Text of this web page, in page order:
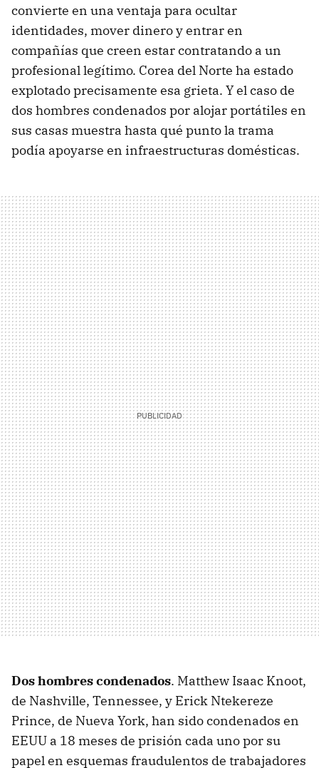
convierte en una ventaja para ocultar
identidades, mover dinero y entrar en
compañías que creen estar contratando a un
profesional legítimo. Corea del Norte ha estado
explotado precisamente esa grieta. Y el caso de
dos hombres condenados por alojar portátiles en
sus casas muestra hasta qué punto la trama
podía apoyarse en infraestructuras domésticas.
Dos hombres condenados. Matthew Isaac Knoot,
de Nashville, Tennessee, y Erick Ntekereze
Prince, de Nueva York, han sido condenados en
EEUU a 18 meses de prisión cada uno por su
papel en esquemas fraudulentos de trabajadores